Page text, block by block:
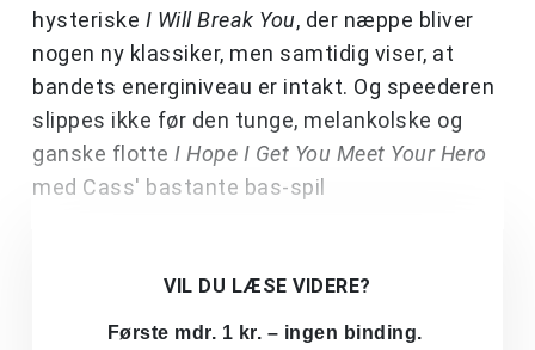
hysteriske I Will Break You, der næppe bliver
nogen ny klassiker, men samtidig viser, at
bandets energiniveau er intakt. Og speederen
slippes ikke før den tunge, melankolske og
ganske flotte I Hope I Get You Meet Your Hero
med Cass' bastante bas-spil
VIL DU LÆSE VIDERE?
Første mdr. 1 kr. – ingen binding.